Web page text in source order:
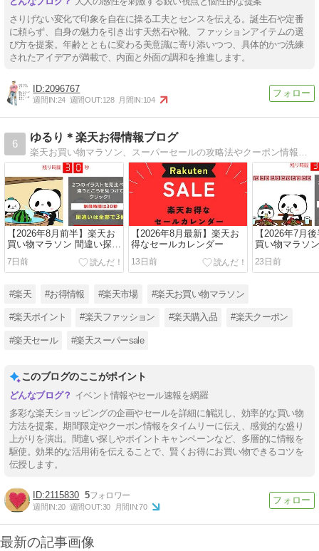
さりげない変化で印象を自在に操る工夫とセンスを伝える。誕生石や定番
に頼らず、自身の魅力を引き出す天然石や靴、ファッションアイテムの選
び方を提案。年齢とともに変わる美意識に寄り添いつつ、具体的かつ洗練
されたアイデアが満載で、内面と外面の調和を推進します。
2096767
週間IN:24 週間OUT:128 月間IN:104
6
ゆるり＊楽天お得情報ブログ
楽天お買い物マラソン、スーパーセールの攻略法やクーポン情報など、楽天市場のお得な情報をご紹介しています♪
【2026年8月前半】楽天お
買い物マラソン 間違い探し
の答えはどこ？
7日前
【2026年8月最新】楽天お
得なセールカレンダー
13日前
【2026年7月
買い物マラソ
の答えはどこ？
23日前
#楽天 #お得情報 #楽天市場 #楽天お買い物マラソン
#楽天ポイント #楽天ファッション #楽天購入品 #楽天クーポン
#楽天セール #楽天スーパーsale
このブログのここがポイント
イベント情報やセール速報を網羅
多彩な楽天ショッピングの企画やセールを詳細に解説し、効率的な買い物
方法を提案。期間限定やクーポン情報をタイムリーに伝え、感覚的な盛り
上がりを演出。間違い探しやポイントキャンペーンなど、多層的に情報を
駆使。効果的な活用術を伝えることで、賢くお得にお買い物できるコツを
伝授します。
2115830 5
週間IN:20 週間OUT:30 月間IN:70
最新の記事画像